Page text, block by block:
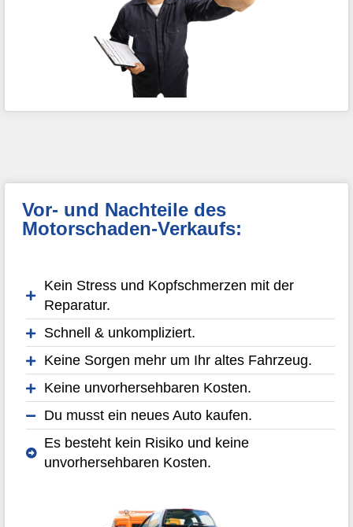
Vor- und Nachteile des
Motorschaden-Verkaufs:
Kein Stress und Kopfschmerzen mit der
Reparatur.
Schnell & unkompliziert.
Keine Sorgen mehr um Ihr altes Fahrzeug.
Keine unvorhersehbaren Kosten.
Du musst ein neues Auto kaufen.
Es besteht kein Risiko und keine
unvorhersehbaren Kosten.